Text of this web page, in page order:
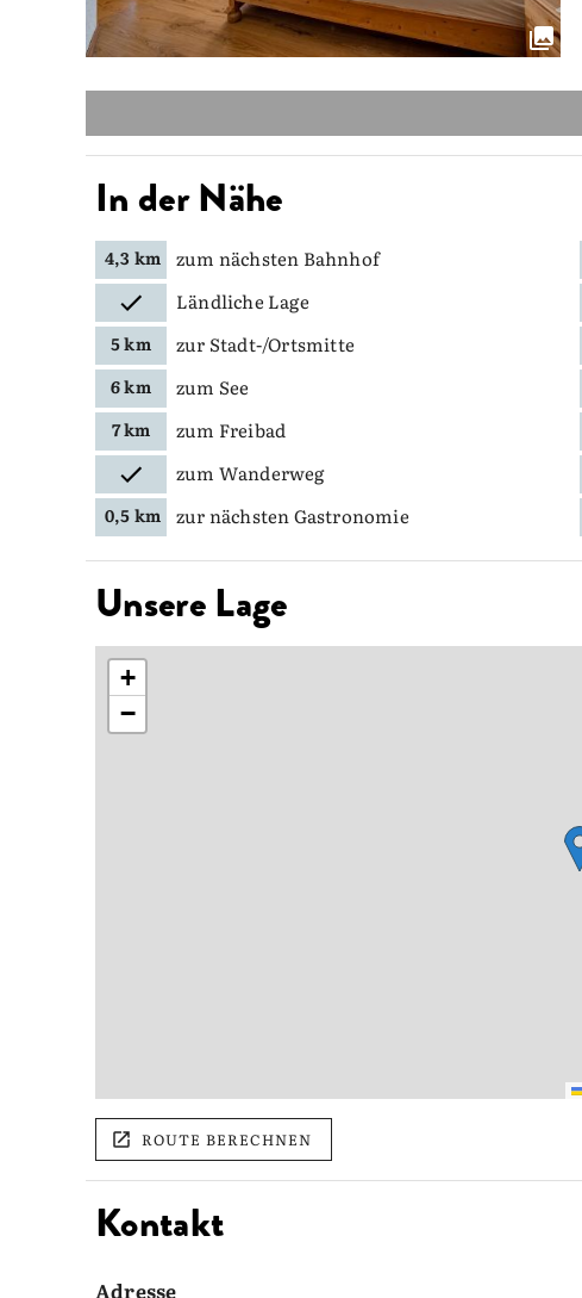
In der Nähe
4,3 km zum nächsten Bahnhof
Ländliche Lage
5 km zur Stadt-/Ortsmitte
6 km zum See
7 km zum Freibad
zum Wanderweg
0,5 km zur nächsten Gastronomie
Unsere Lage
+
−
ROUTE BERECHNEN
Kontakt
Adresse